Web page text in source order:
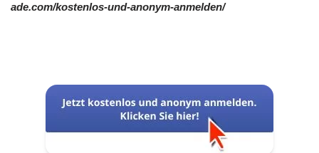
ade.com/kostenlos-und-anonym-anmelden/